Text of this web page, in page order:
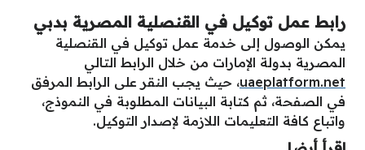
رابط عمل توكيل في القنصلية المصرية بدبي
يمكن الوصول إلى خدمة عمل توكيل في القنصلية
المصرية بدولة الإمارات من خلال الرابط التالي
uaeplatform.net، حيث يجب النقر على الرابط المرفق
في الصفحة، ثم كتابة البيانات المطلوبة في النموذج،
واتباع كافة التعليمات اللازمة لإصدار التوكيل.